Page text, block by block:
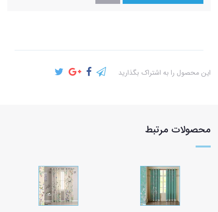
این محصول را به اشتراک بگذارید
محصولات مرتبط